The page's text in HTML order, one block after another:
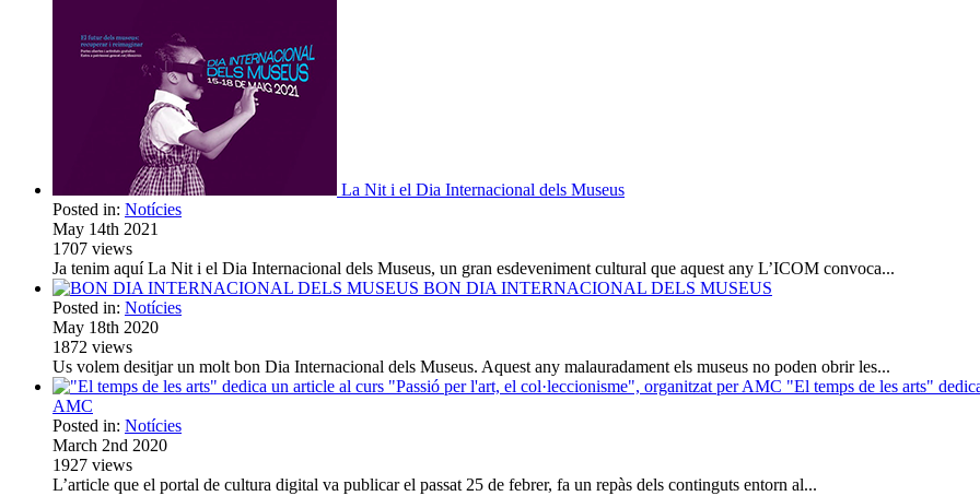
La Nit i el Dia Internacional dels Museus
Posted in: Notícies
May 14th 2021
1707 views
Ja tenim aquí La Nit i el Dia Internacional dels Museus, un gran esdeveniment cultural que aquest any L’ICOM convoca...
BON DIA INTERNACIONAL DELS MUSEUS
Posted in: Notícies
May 18th 2020
1872 views
Us volem desitjar un molt bon Dia Internacional dels Museus. Aquest any malauradament els museus no poden obrir les...
"El temps de les arts"
AMC
Posted in: Notícies
March 2nd 2020
1927 views
L’article que el portal de cultura digital va publicar el passat 25 de febrer, fa un repàs dels continguts entorn al...